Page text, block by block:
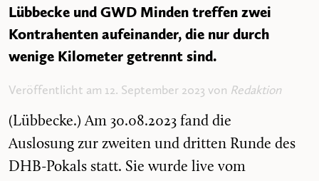
Lübbecke und GWD Minden treffen zwei
Kontrahenten aufeinander, die nur durch
wenige Kilometer getrennt sind.
Veröffentlicht am 12. September 2023 von Redaktion
(Lübbecke.) Am 30.08.2023 fand die
Auslosung zur zweiten und dritten Runde des
DHB-Pokals statt. Sie wurde live vom